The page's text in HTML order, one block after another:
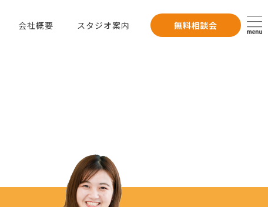
会社概要 スタジオ案内 無料相談会